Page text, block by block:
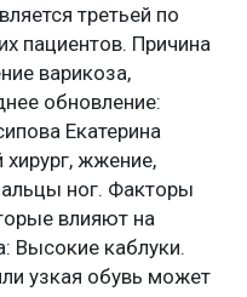
третьей по
пациентов. Причина
варикоза,
обновление:
Екатерина
жжение,
ног. Факторы
влияют на
Высокие каблуки.
узкая обувь может